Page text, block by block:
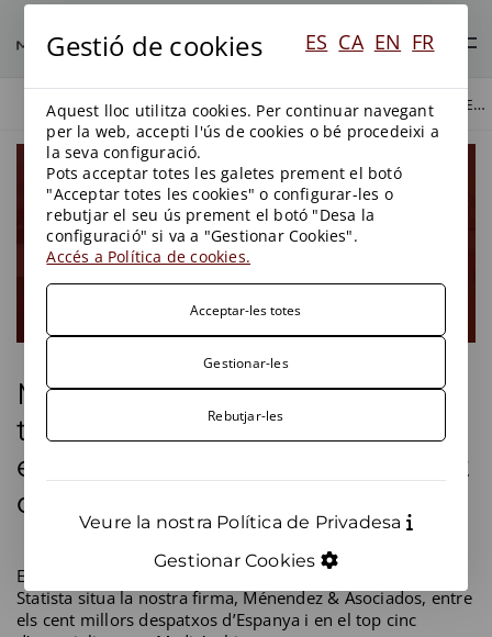
BLOG MITJANS MÉNENDEZ & ASOCIADOS EN EL TOP 5 DE DESPATXOS D’ADVOCATS ESPECIALISTES EN MEDI AMBIENT D’ESPANYA SEGONS CINCO DÍAS.
Ménendez & Asociados en el
top 5 de despatxos d’advocats
especialistes en Medi Ambient
d’Espanya segons Cinco Días.
El rànquing elaborat per Cinco Días en col·laboració amb
Statista situa la nostra firma, Ménendez & Asociados, entre
els cent millors despatxos d’Espanya i en el top cinc
Gestió de cookies ES CA EN FR
Aquest lloc utilitza cookies. Per continuar navegant
per la web, accepti l'ús de cookies o bé procedeixi a
la seva configuració.
Pots acceptar totes les galetes prement el botó
"Acceptar totes les cookies" o configurar-les o
rebutjar el seu ús prement el botó "Desa la
configuració" si va a "Gestionar Cookies".
Accés a Política de cookies.
Acceptar-les totes
Gestionar-les
Rebutjar-les
Veure la nostra Política de Privadesa
Gestionar Cookies